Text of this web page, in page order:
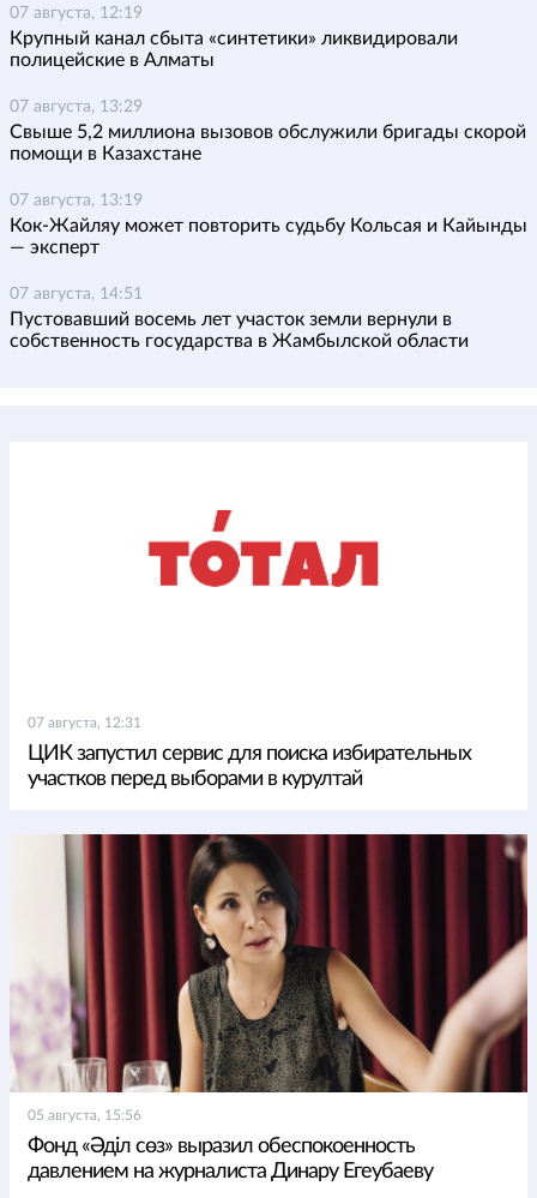
07 августа, 12:19
Крупный канал сбыта «синтетики» ликвидировали
полицейские в Алматы
07 августа, 13:29
Свыше 5,2 миллиона вызовов обслужили бригады скорой
помощи в Казахстане
07 августа, 13:19
Кок-Жайляу может повторить судьбу Кольсая и Кайынды
— эксперт
07 августа, 14:51
Пустовавший восемь лет участок земли вернули в
собственность государства в Жамбылской области
07 августа, 12:31
ЦИК запустил сервис для поиска избирательных
участков перед выборами в курултай
05 августа, 15:56
Фонд «Әділ сөз» выразил обеспокоенность
давлением на журналиста Динару Егеубаеву